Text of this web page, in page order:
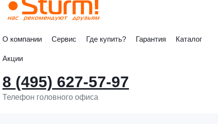
О компании Сервис Где купить? Гарантия Каталог
Акции
8 (495) 627-57-97
Телефон головного офиса